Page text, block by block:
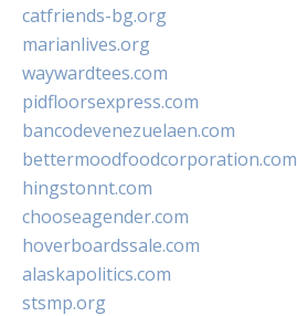
catfriends-bg.org
marianlives.org
waywardtees.com
pidfloorsexpress.com
bancodevenezuelaen.com
bettermoodfoodcorporation.com
hingstonnt.com
chooseagender.com
hoverboardssale.com
alaskapolitics.com
stsmp.org